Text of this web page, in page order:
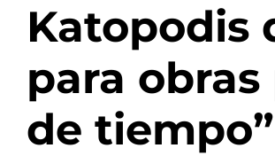
Katopodis
para
de tiempo”